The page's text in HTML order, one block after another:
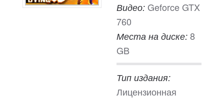
Видео: Geforce GTX
760
Места на диске: 8
GB
Тип издания:
Лицензионная